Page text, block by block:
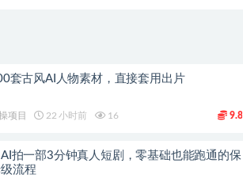
套古风AI人物素材，直接套用出片
项目 22 小时前 16 9.8
AI拍一部3分钟真人短剧，零基础也能跑通的保
流程